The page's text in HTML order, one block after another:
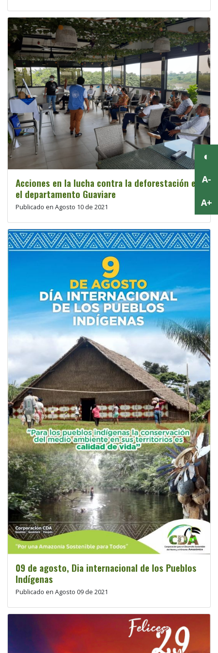
Acciones en la lucha contra la deforestación en
el departamento Guaviare
Publicado en Agosto 10 de 2021
09 de agosto, Dia internacional de los Pueblos
Indígenas
Publicado en Agosto 09 de 2021